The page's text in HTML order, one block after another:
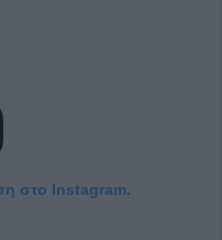
στο Instagram.